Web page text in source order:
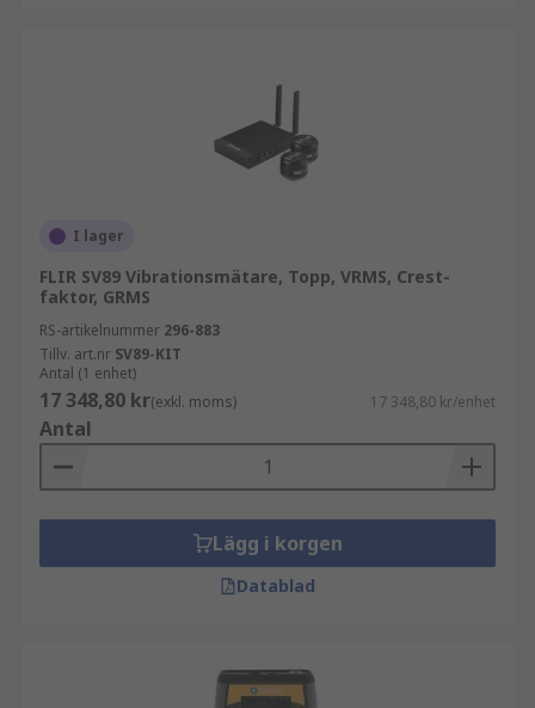
I lager
FLIR SV89 Vibrationsmätare, Topp, VRMS, Crest-
faktor, GRMS
RS-artikelnummer 296-883
Tillv. art.nr SV89-KIT
Antal (1 enhet)
17 348,80 kr(exkl. moms) 17 348,80 kr/enhet
Antal
Lägg i korgen
Datablad